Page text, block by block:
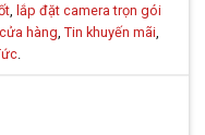
, lắp đặt camera trọn gói
hàng Tin khuyến mãi